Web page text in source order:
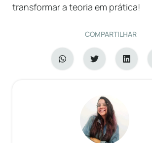
transformar a teoria em prática!
COMPARTILHAR